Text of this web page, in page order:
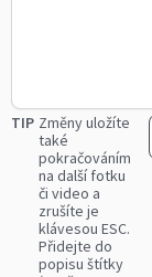
TIP Změny uložíte
také
pokračováním
na další fotku
či video a
zrušíte je
klávesou ESC.
Přidejte do
popisu štítky